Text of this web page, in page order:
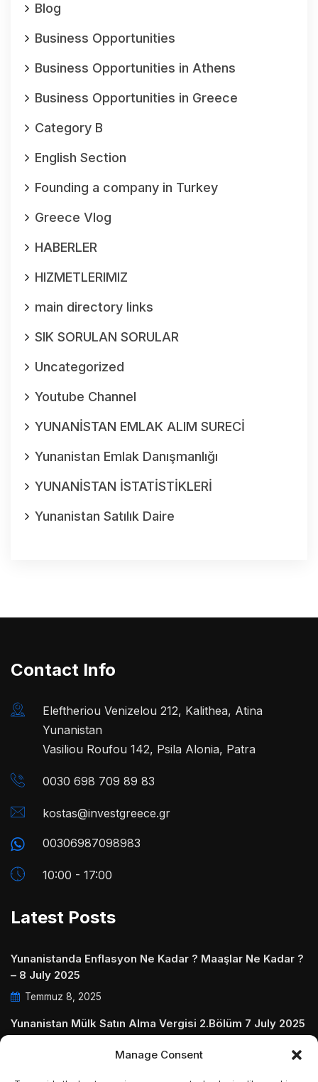
Manage Consent
Blog
Business Opportunities
Business Opportunities in Athens
Business Opportunities in Greece
Category B
English Section
Founding a company in Turkey
Greece Vlog
HABERLER
HIZMETLERIMIZ
main directory links
SIK SORULAN SORULAR
Uncategorized
Youtube Channel
YUNANİSTAN EMLAK ALIM SURECİ
Yunanistan Emlak Danışmanlığı
YUNANİSTAN İSTATİSTİKLERİ
Yunanistan Satılık Daire
Contact Info
Eleftheriou Venizelou 212, Kalithea, Atina
Yunanistan
Vasiliou Roufou 142, Psila Alonia, Patra
0030 698 709 89 83
kostas@investgreece.gr
00306987098983
10:00 - 17:00
Latest Posts
Yunanistanda Enflasyon Ne Kadar ? Maaşlar Ne Kadar ?
– 8 July 2025
Temmuz 8, 2025
Yunanistan Mülk Satın Alma Vergisi 2.Bölüm 7 July 2025